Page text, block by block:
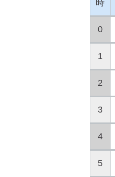
時
0
1
2
3
4
5